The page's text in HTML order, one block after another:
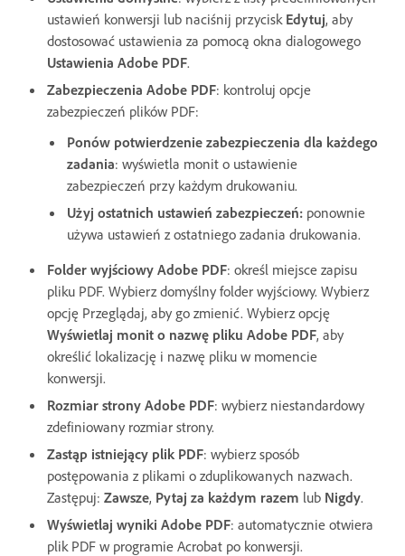
ustawień konwersji lub naciśnij przycisk Edytuj, aby
dostosować ustawienia za pomocą okna dialogowego
Ustawienia Adobe PDF.
Zabezpieczenia Adobe PDF: kontroluj opcje
zabezpieczeń plików PDF:
Ponów potwierdzenie zabezpieczenia dla każdego
zadania: wyświetla monit o ustawienie
zabezpieczeń przy każdym drukowaniu.
Użyj ostatnich ustawień zabezpieczeń: ponownie
używa ustawień z ostatniego zadania drukowania.
Folder wyjściowy Adobe PDF: określ miejsce zapisu
pliku PDF. Wybierz domyślny folder wyjściowy. Wybierz
opcję Przeglądaj, aby go zmienić. Wybierz opcję
Wyświetlaj monit o nazwę pliku Adobe PDF, aby
określić lokalizację i nazwę pliku w momencie
konwersji.
Rozmiar strony Adobe PDF: wybierz niestandardowy
zdefiniowany rozmiar strony.
Zastąp istniejący plik PDF: wybierz sposób
postępowania z plikami o zduplikowanych nazwach.
Zastępuj: Zawsze, Pytaj za każdym razem lub Nigdy.
Wyświetlaj wyniki Adobe PDF: automatycznie otwiera
plik PDF w programie Acrobat po konwersji.